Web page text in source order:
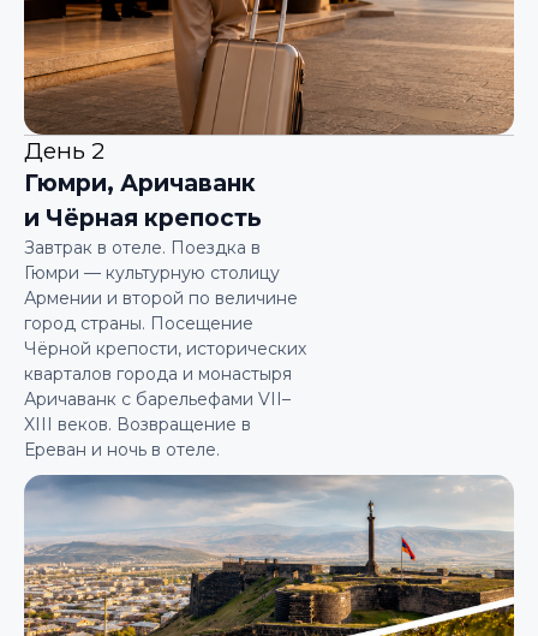
День 2
Гюмри, Аричаванк
и Чёрная крепость
Завтрак в отеле. Поездка в
Гюмри — культурную столицу
Армении и второй по величине
город страны. Посещение
Чёрной крепости, исторических
кварталов города и монастыря
Аричаванк с барельефами VII–
XIII веков. Возвращение в
Ереван и ночь в отеле.